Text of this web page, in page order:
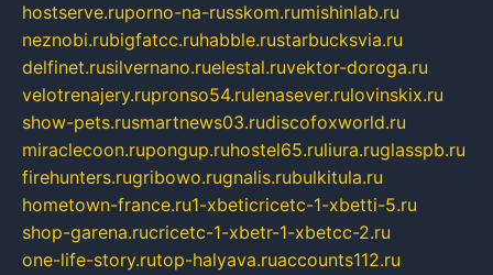
hostserve.ruporno-na-russkom.rumishinlab.ru
neznobi.rubigfatcc.ruhabble.rustarbucksvia.ru
delfinet.rusilvernano.ruelestal.ruvektor-doroga.ru
velotrenajery.rupronso54.rulenasever.rulovinskix.ru
show-pets.rusmartnews03.rudiscofoxworld.ru
miraclecoon.rupongup.ruhostel65.ruliura.ruglasspb.ru
firehunters.rugribowo.rugnalis.rubulkitula.ru
hometown-france.ru1-xbeticricetc-1-xbetti-5.ru
shop-garena.rucricetc-1-xbetr-1-xbetcc-2.ru
one-life-story.rutop-halyava.ruaccounts112.ru